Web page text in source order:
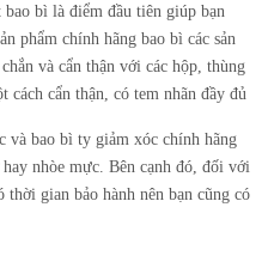
bao bì là điểm đầu tiên giúp bạn
phẩm chính hãng bao bì các sản
và cẩn thận với các hộp, thùng
cẩn thận, có tem nhãn đầy đủ
và bao bì ty giảm xóc chính hãng
nhòe mực. Bên cạnh đó, đối với
gian bảo hành nên bạn cũng có